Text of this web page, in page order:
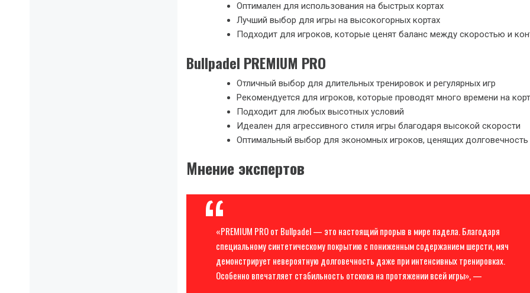
Оптимален для использования на быстрых кортах
Лучший выбор для игры на высокогорных кортах
Подходит для игроков, которые ценят баланс между скоростью и
Bullpadel PREMIUM PRO
Отличный выбор для длительных тренировок и регулярных игр
Рекомендуется для игроков, которые проводят много времени на
Подходит для любых высотных условий
Идеален для агрессивного стиля игры благодаря высокой скорости
Оптимальный выбор для экономных игроков, ценящих
Мнение экспертов
«PREMIUM PRO от Bullpadel — это настоящий прорыв в мире падела. Благодаря
специальному синтетическому покрытию с пониженным содержанием шерсти, мяч
демонстрирует невероятную долговечность даже при интенсивных тренировках.
Особенно впечатляет стабильность отскока на протяжении всей игры», —